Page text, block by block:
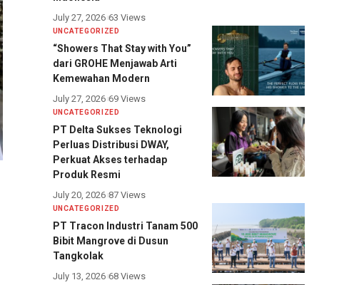
July 27, 2026 63 Views
UNCATEGORIZED
“Showers That Stay with You”
dari GROHE Menjawab Arti
Kemewahan Modern
July 27, 2026 69 Views
UNCATEGORIZED
PT Delta Sukses Teknologi
Perluas Distribusi DWAY,
Perkuat Akses terhadap
Produk Resmi
July 20, 2026 87 Views
UNCATEGORIZED
PT Tracon Industri Tanam 500
Bibit Mangrove di Dusun
Tangkolak
July 13, 2026 68 Views